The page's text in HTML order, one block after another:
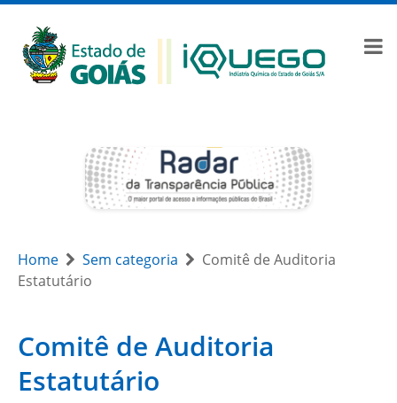
Home Sem categoria
Comitê de Auditoria
Estatutário
Comitê de Auditoria
Estatutário